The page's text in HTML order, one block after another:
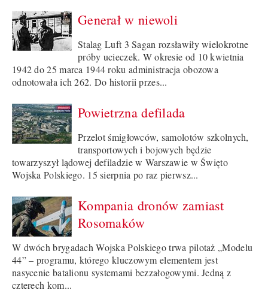
Generał w niewoli
Stalag Luft 3 Sagan rozsławiły wielokrotne
próby ucieczek. W okresie od 10 kwietnia
1942 do 25 marca 1944 roku administracja obozowa
odnotowała ich 262. Do historii przes...
Powietrzna defilada
Przelot śmigłowców, samolotów szkolnych,
transportowych i bojowych będzie
towarzyszył lądowej defiladzie w Warszawie w Święto
Wojska Polskiego. 15 sierpnia po raz pierwsz...
Kompania dronów zamiast
Rosomaków
W dwóch brygadach Wojska Polskiego trwa pilotaż „Modelu
44” – programu, którego kluczowym elementem jest
nasycenie batalionu systemami bezzałogowymi. Jedną z
czterech kom...